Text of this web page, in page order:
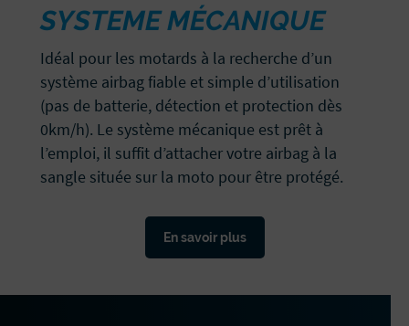
SYSTEME MÉCANIQUE
Idéal pour les motards à la recherche d’un
système airbag fiable et simple d’utilisation
(pas de batterie, détection et protection dès
0km/h). Le système mécanique est prêt à
l’emploi, il suffit d’attacher votre airbag à la
sangle située sur la moto pour être protégé.
En savoir plus